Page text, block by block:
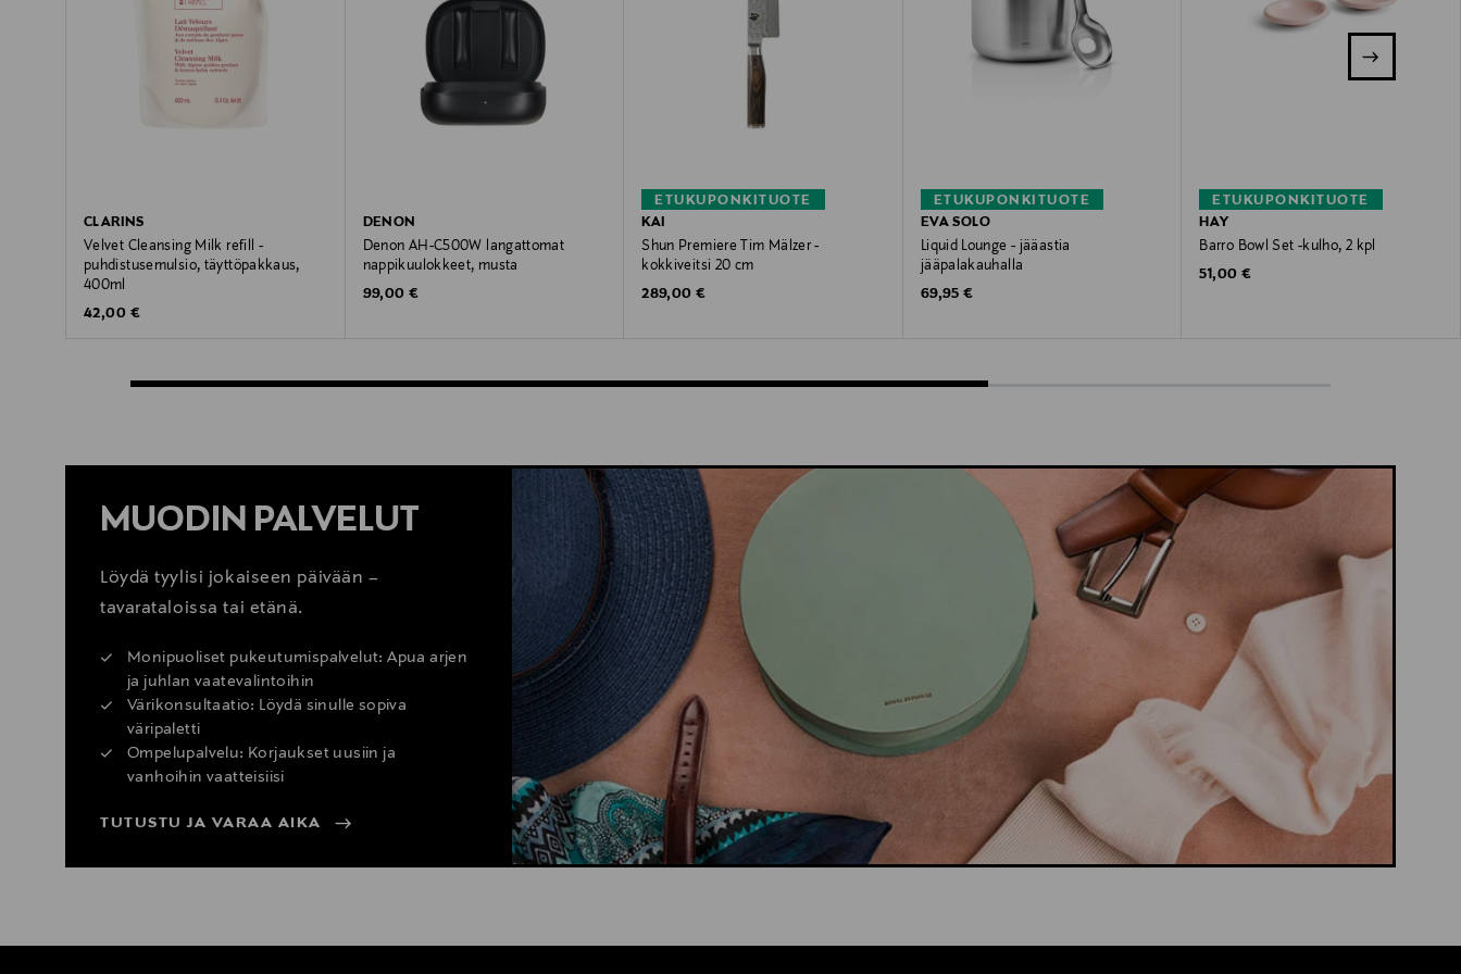
CLARINS
Velvet Cleansing Milk refill -
puhdistusemulsio, täyttöpakkaus,
400ml
Original Price
42,00 €
DENON
Denon AH-C500W langattomat
nappikuulokkeet, musta
Original Price
99,00 €
ETUKUPONKITUOTE
KAI
Shun Premiere Tim Mälzer -
kokkiveitsi 20 cm
Original Price
289,00 €
ETUKUPONKITUOTE
EVA SOLO
Liquid Lounge - jääastia
jääpalakauhalla
Original Price
69,95 €
ETUKUPONKITUOTE
HAY
Barro Bowl Set -kulho, 2 kpl
Original Price
51,00 €
MUODIN PALVELUT
Löydä tyylisi jokaiseen päivään –
tavarataloissa tai etänä.
Monipuoliset pukeutumispalvelut: Apua arjen
ja juhlan vaatevalintoihin
Värikonsultaatio: Löydä sinulle sopiva
väripaletti
Ompelupalvelu: Korjaukset uusiin ja
vanhoihin vaatteisiisi
TUTUSTU JA VARAA AIKA